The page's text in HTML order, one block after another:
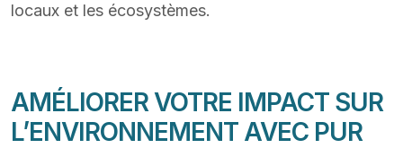
locaux et les écosystèmes.
AMÉLIORER VOTRE IMPACT SUR
L’ENVIRONNEMENT AVEC PUR